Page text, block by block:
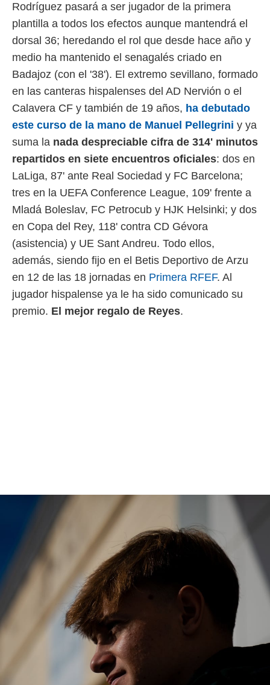
Rodríguez pasará a ser jugador de la primera
plantilla a todos los efectos aunque mantendrá el
dorsal 36; heredando el rol que desde hace año y
medio ha mantenido el senagalés criado en
Badajoz (con el '38'). El extremo sevillano, formado
en las canteras hispalenses del AD Nervión o el
Calavera CF y también de 19 años, ha debutado
este curso de la mano de Manuel Pellegrini y ya
suma la nada despreciable cifra de 314' minutos
repartidos en siete encuentros oficiales: dos en
LaLiga, 87' ante Real Sociedad y FC Barcelona;
tres en la UEFA Conference League, 109' frente a
Mladá Boleslav, FC Petrocub y HJK Helsinki; y dos
en Copa del Rey, 118' contra CD Gévora
(asistencia) y UE Sant Andreu. Todo ellos,
además, siendo fijo en el Betis Deportivo de Arzu
en 12 de las 18 jornadas en Primera RFEF. Al
jugador hispalense ya le ha sido comunicado su
premio. El mejor regalo de Reyes.